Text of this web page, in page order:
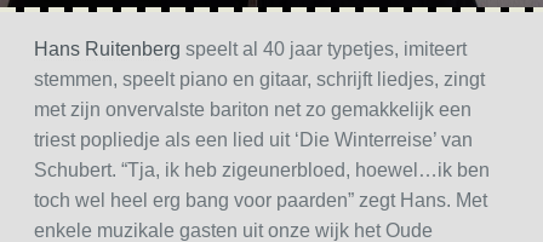
Hans Ruitenberg speelt al 40 jaar typetjes, imiteert
stemmen, speelt piano en gitaar, schrijft liedjes, zingt
met zijn onvervalste bariton net zo gemakkelijk een
triest popliedje als een lied uit ‘Die Winterreise’ van
Schubert. “Tja, ik heb zigeunerbloed, hoewel…ik ben
toch wel heel erg bang voor paarden” zegt Hans. Met
enkele muzikale gasten uit onze wijk het Oude